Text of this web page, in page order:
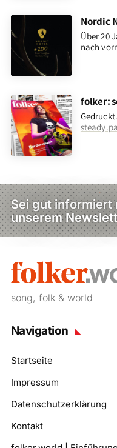
Nordic
Über 20
nach
folker:
Sei gut informiert
unserem
song, folk & world
Navigation
Startseite
Impressum
Datenschutzerklärung
Kontakt